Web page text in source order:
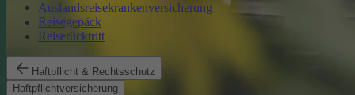
Auslandsreisekrankenversicherung
Reisegepäck
Reiserücktritt
Haftpflicht & Rechtsschutz
Haftpflichtversicherung